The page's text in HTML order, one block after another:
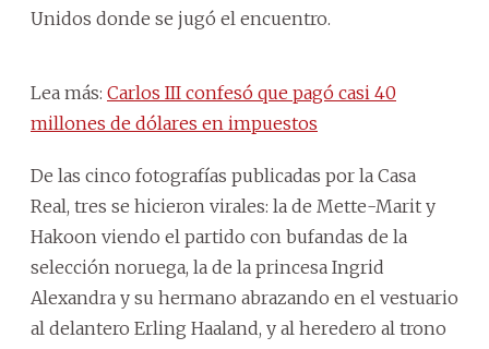
Unidos donde se jugó el encuentro.
Lea más: Carlos III confesó que pagó casi 40
millones de dólares en impuestos
De las cinco fotografías publicadas por la Casa
Real, tres se hicieron virales: la de Mette-Marit y
Hakoon viendo el partido con bufandas de la
selección noruega, la de la princesa Ingrid
Alexandra y su hermano abrazando en el vestuario
al delantero Erling Haaland, y al heredero al trono